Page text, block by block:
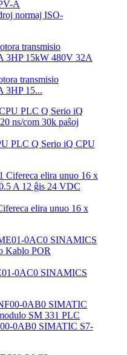
normaj ISO-
transmisio
3HP 15...
PLC Q Serio iQ CPU
elira unuo 16 x
0AC0 SINAMICS
0AB0 SIMATIC S7-